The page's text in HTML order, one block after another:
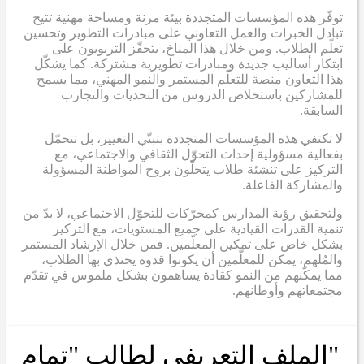
توفّر هذه المؤسسات المتجددة بيئة مرنة ومساحة مهنية تتيح
تبادل الخبرات والعمل التعاوني على مبادرات التطوير وتحسين
تعلّم الطلاب. ومن خلال هذا المناخ، يتحفّز التربويون على
ابتكار أساليب جديدة ومبادرات تطويرية مشتركة. كما يشكّل
هذا التعاون منصة للتعلّم المستمر والنمو المهني، مما يسمح
للمشاركين باستخلاص الدروس من التحديات والتجارب
السابقة.
لا تكتفي هذه المؤسسات المتجددة بتبنّي التغيير، بل تتحمّل
بفعالية مسؤولية إحداث التحوّل الثقافي والاجتماعي، مع
التركيز على تنشئة طلاب يتحلّون بروح المواطنة المسؤولة
والمشاركة الفاعلة.
ولتحقيق رؤية المدارس كمحرّكات للتحوّل الاجتماعي، لا بدّ من
تنمية القدرات القيادية على جميع المستويات، مع التركيز
بشكل خاص على تمكين المعلّمين. فمن خلال الإرشاد المستمر
والمُلهم، يمكن للمعلّمين أن يكونوا قدوة يحتذي بها الطلاب،
مما يمكّنهم من النمو كقادة يساهمون بشكل ملموس في تقدّم
مجتمعاتهم وأوطانهم.
"الملف التعريفي لطالب "تمام